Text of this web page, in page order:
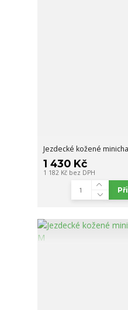
Jezdecké kožené
1 430 Kč
1 182 Kč bez DPH